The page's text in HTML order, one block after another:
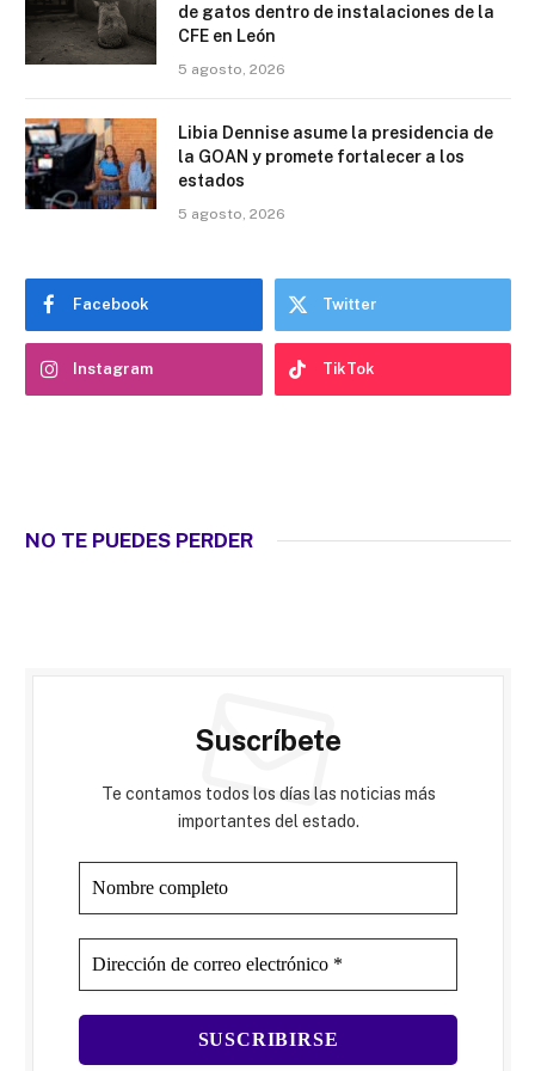
de gatos dentro de instalaciones de la
CFE en León
5 agosto, 2026
Libia Dennise asume la presidencia de
la GOAN y promete fortalecer a los
estados
5 agosto, 2026
Facebook Twitter
Instagram TikTok
NO TE PUEDES PERDER
Suscríbete
Te contamos todos los días las noticias más
importantes del estado.